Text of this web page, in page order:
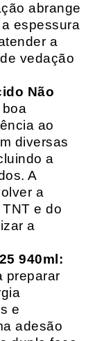
abrange
espessura
a
vedação
Não
ao
diversas
a
A
a
e do
a
940ml:
preparar
e
adesão